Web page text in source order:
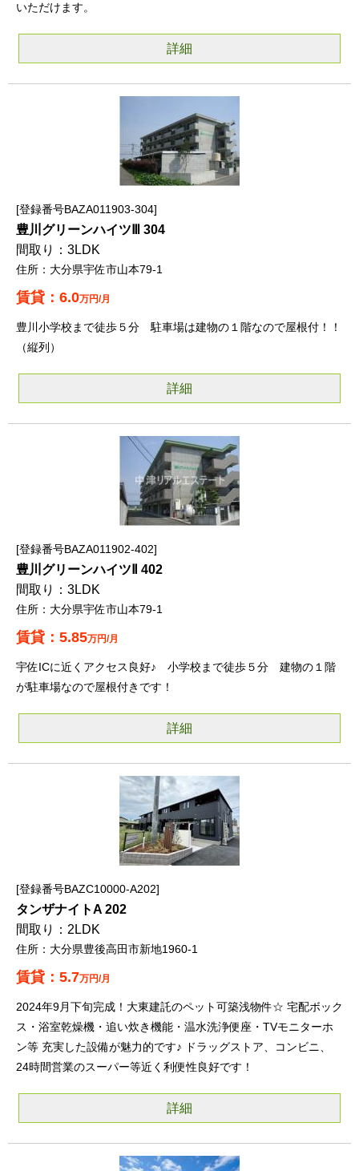
いただけます。
詳細
登録番号BAZA011903-304
豊川グリーンハイツⅢ 304
3LDK
大分県宇佐市山本79-1
6.0万円/月
豊川小学校まで徒歩５分 駐車場は建物の１階なので屋根付！！
（縦列）
詳細
登録番号BAZA011902-402
豊川グリーンハイツⅡ 402
3LDK
大分県宇佐市山本79-1
5.85万円/月
宇佐ICに近くアクセス良好♪ 小学校まで徒歩５分 建物の１階
が駐車場なので屋根付きです！
詳細
登録番号BAZC10000-A202
タンザナイトA 202
2LDK
大分県豊後高田市新地1960-1
5.7万円/月
2024年9月下旬完成！大東建託のペット可築浅物件☆ 宅配ボック
ス・浴室乾燥機・追い炊き機能・温水洗浄便座・TVモニターホ
ン等 充実した設備が魅力的です♪ ドラッグストア、コンビニ、
24時間営業のスーパー等近く利便性良好です！
詳細